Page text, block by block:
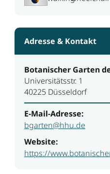
Adresse & Kontakt
Botanischer Garten
Universitätsstr. 1
40225 Düsseldorf
E-Mail-Adresse:
bgarten@hhu.de
Website:
https://